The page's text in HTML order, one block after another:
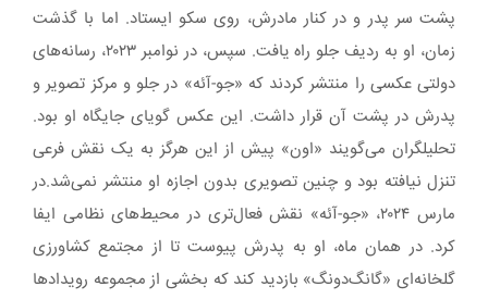
پشت سر پدر و در کنار مادرش، روی سکو ایستاد. اما با گذشت
زمان، او به ردیف جلو راه یافت. سپس، در نوامبر ۲۰۲۳، رسانه‌های
دولتی عکسی را منتشر کردند که «جو-آئه» در جلو و مرکز تصویر و
پدرش در پشت آن قرار داشت. این عکس گویای جایگاه او بود.
تحلیلگران می‌گویند «اون» پیش از این هرگز به یک نقش فرعی
تنزل نیافته بود و چنین تصویری بدون اجازه او منتشر نمی‌شد.در
مارس ۲۰۲۴، «جو-آئه» نقش فعال‌تری در محیط‌های نظامی ایفا
کرد. در همان ماه، او به پدرش پیوست تا از مجتمع کشاورزی
گلخانه‌ای «گانگ‌دونگ» بازدید کند که بخشی از مجموعه‌ رویدادها